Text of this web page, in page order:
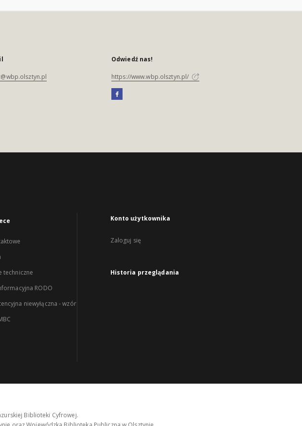
Odwiedź nas!
https://www.wbp.olsztyn.pl/
techniczne
RODO
niewyłączna - wzór
Konto użytkownika
Zaloguj się
Historia przeglądania
Biblioteki Cyfrowej.